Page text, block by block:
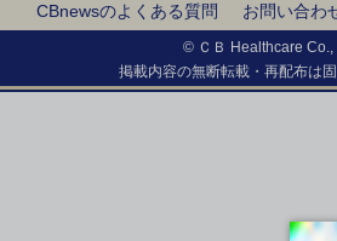
CBnewsのよくある質問
お問い合わ
© ＣＢ Healthcare Co.,
掲載内容の無断転載・再配布は固